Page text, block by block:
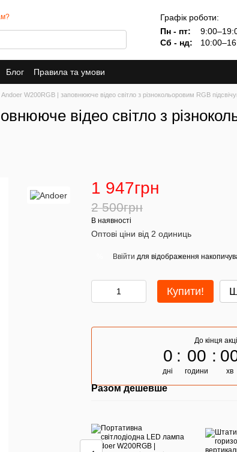
Графік роботи:
Пн - пт:
Сб - нд:
Блог Правила та умови
W200RGB | заповнююче відео світло з різнокольоровим RGB
відео світло з
1 947грн
2 500грн
В наявності
Оптові ціни від 2 одиниць
Ввійти для відображення
Купити!
До кінця
0
дні
00
години хв
Разом дешевше